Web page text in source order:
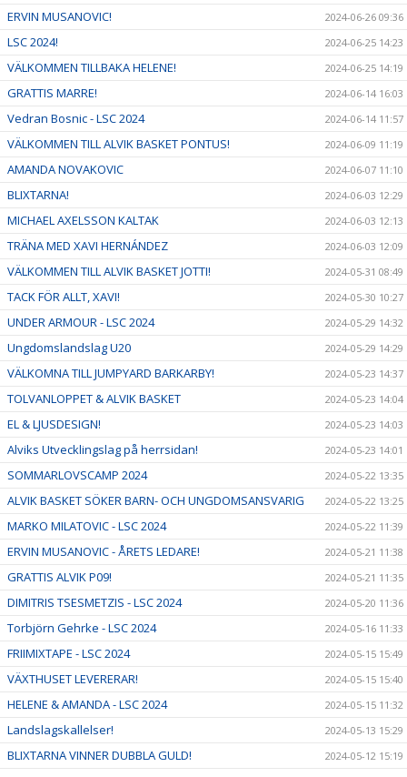
ERVIN MUSANOVIC! 2024-06-26 09:36
LSC 2024! 2024-06-25 14:23
VÄLKOMMEN TILLBAKA HELENE! 2024-06-25 14:19
GRATTIS MARRE! 2024-06-14 16:03
Vedran Bosnic - LSC 2024 2024-06-14 11:57
VÄLKOMMEN TILL ALVIK BASKET PONTUS! 2024-06-09 11:19
AMANDA NOVAKOVIC 2024-06-07 11:10
BLIXTARNA! 2024-06-03 12:29
MICHAEL AXELSSON KALTAK 2024-06-03 12:13
TRÄNA MED XAVI HERNÁNDEZ 2024-06-03 12:09
VÄLKOMMEN TILL ALVIK BASKET JOTTI! 2024-05-31 08:49
TACK FÖR ALLT, XAVI! 2024-05-30 10:27
UNDER ARMOUR - LSC 2024 2024-05-29 14:32
Ungdomslandslag U20 2024-05-29 14:29
VÄLKOMNA TILL JUMPYARD BARKARBY! 2024-05-23 14:37
TOLVANLOPPET & ALVIK BASKET 2024-05-23 14:04
EL & LJUSDESIGN! 2024-05-23 14:03
Alviks Utvecklingslag på herrsidan! 2024-05-23 14:01
SOMMARLOVSCAMP 2024 2024-05-22 13:35
ALVIK BASKET SÖKER BARN- OCH UNGDOMSANSVARIG 2024-05-22 13:25
MARKO MILATOVIC - LSC 2024 2024-05-22 11:39
ERVIN MUSANOVIC - ÅRETS LEDARE! 2024-05-21 11:38
GRATTIS ALVIK P09! 2024-05-21 11:35
DIMITRIS TSESMETZIS - LSC 2024 2024-05-20 11:36
Torbjörn Gehrke - LSC 2024 2024-05-16 11:33
FRIIMIXTAPE - LSC 2024 2024-05-15 15:49
VÄXTHUSET LEVERERAR! 2024-05-15 15:40
HELENE & AMANDA - LSC 2024 2024-05-15 11:32
Landslagskallelser! 2024-05-13 15:29
BLIXTARNA VINNER DUBBLA GULD! 2024-05-12 15:19